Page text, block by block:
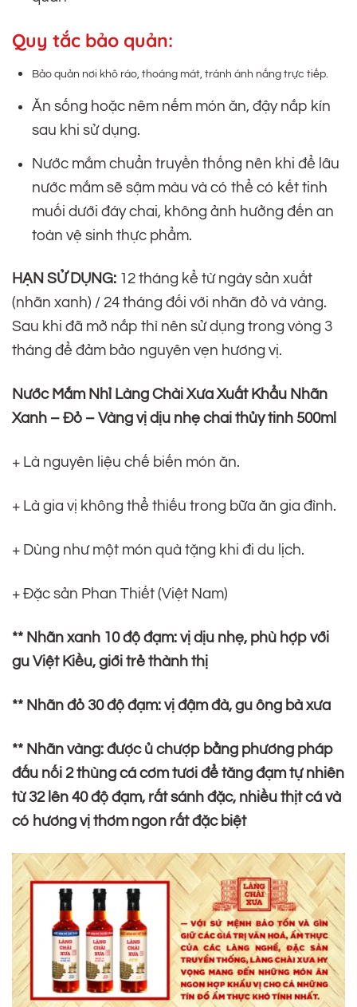
Quy tắc bảo quản:
Bảo quản nơi khô ráo, thoáng mát, tránh ánh nắng trực tiếp.
Ăn sống hoặc nêm nếm món ăn, đậy nắp kín
sau khi sử dụng.
Nước mắm chuẩn truyền thống nên khi để lâu
nước mắm sẽ sậm màu và có thể có kết tinh
muối dưới đáy chai, không ảnh hưởng đến an
toàn vệ sinh thực phẩm.
HẠN SỬ DỤNG: 12 tháng kể từ ngày sản xuất
(nhãn xanh) / 24 tháng đối với nhãn đỏ và vàng.
Sau khi đã mở nắp thì nên sử dụng trong vòng 3
tháng để đảm bảo nguyên vẹn hương vị.
Nước Mắm Nhỉ Làng Chài Xưa Xuất Khẩu Nhãn
Xanh – Đỏ – Vàng vị dịu nhẹ chai thủy tinh 500ml
+ Là nguyên liệu chế biến món ăn.
+ Là gia vị không thể thiếu trong bữa ăn gia đình.
+ Dùng như một món quà tặng khi đi du lịch.
+ Đặc sản Phan Thiết (Việt Nam)
** Nhãn xanh 10 độ đạm: vị dịu nhẹ, phù hợp với
gu Việt Kiều, giới trẻ thành thị
** Nhãn đỏ 30 độ đạm: vị đậm đà, gu ông bà xưa
** Nhãn vàng: được ủ chượp bằng phương pháp
đấu nối 2 thùng cá cơm tươi để tăng đạm tự nhiên
từ 32 lên 40 độ đạm, rất sánh đặc, nhiều thịt cá và
có hương vị thơm ngon rất đặc biệt